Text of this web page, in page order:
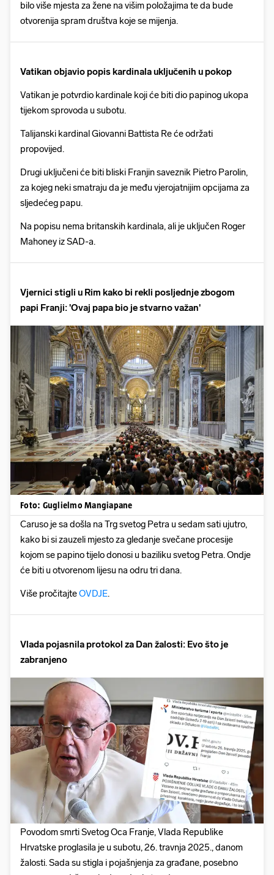
bilo više mjesta za žene na višim položajima te da bude
otvorenija spram društva koje se mijenja.
Vatikan objavio popis kardinala uključenih u pokop
Vatikan je potvrdio kardinale koji će biti dio papinog ukopa
tijekom sprovoda u subotu.
Talijanski kardinal Giovanni Battista Re će održati
propovijed.
Drugi uključeni će biti bliski Franjin saveznik Pietro Parolin,
za kojeg neki smatraju da je među vjerojatnijim opcijama za
sljedećeg papu.
Na popisu nema britanskih kardinala, ali je uključen Roger
Mahoney iz SAD-a.
Vjernici stigli u Rim kako bi rekli posljednje zbogom
papi Franji: 'Ovaj papa bio je stvarno važan'
Foto: Guglielmo Mangiapane
Caruso je sa došla na Trg svetog Petra u sedam sati ujutro,
kako bi si zauzeli mjesto za gledanje svečane procesije
kojom se papino tijelo donosi u baziliku svetog Petra. Ondje
će biti u otvorenom lijesu na odru tri dana.
Više pročitajteOVDJE.
Vlada pojasnila protokol za Dan žalosti: Evo što je
zabranjeno
Povodom smrti Svetog Oca Franje, Vlada Republike
Hrvatske proglasila je u subotu, 26. travnja 2025., danom
žalosti. Sada su stigla i pojašnjenja za građane, posebno